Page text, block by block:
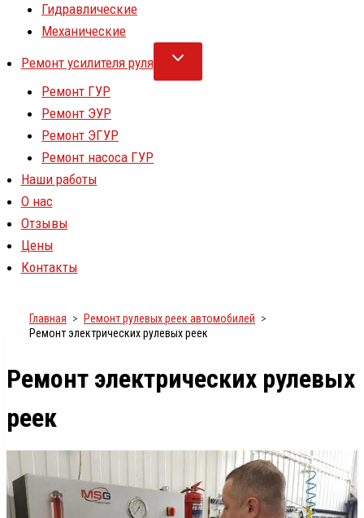
Гидравлические
Механические
Ремонт усилителя руля
Ремонт ГУР
Ремонт ЭУР
Ремонт ЭГУР
Ремонт насоса ГУР
Наши работы
О нас
Отзывы
Цены
Контакты
Главная
Ремонт рулевых реек автомобилей
Ремонт электрических рулевых реек
Ремонт электрических рулевых
реек